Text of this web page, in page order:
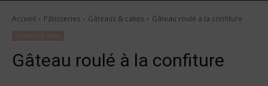
Accueil Pâtisseries Gâteaux & cakes Gâteau roulé à la confiture
Gâteau roulé à la confiture